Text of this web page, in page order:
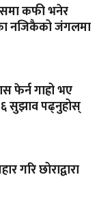
कफी भनेर
नजिकैको जंगलमा
गाह्रो भए
१६ सुझाव पढ्नुहोस्
गरि छोराद्वारा